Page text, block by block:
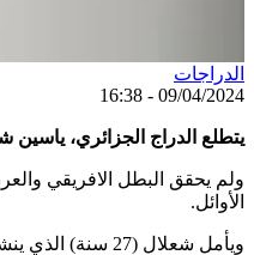
الدراجات
09/04/2024 - 16:38
يتطلع الدراج الجزائري، ياسين شعلال، لاستغلال المرحلة الاخيرة لكأس
الأوائل.
ويأمل شعلال (27 سنة) الذي ينشط ضمن النادي الفرنسي "تراك- تيم آرك البان"، الاستدراك في الموعد الكندي من أجل العبور إلى العرس الأولمبي.